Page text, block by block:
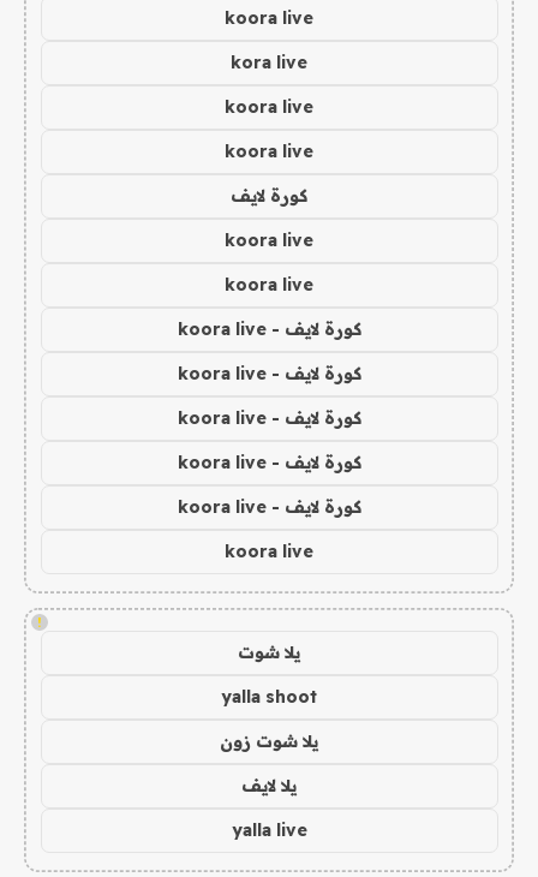
koora live
kora live
koora live
koora live
كورة لايف
koora live
koora live
كورة لايف - koora live
كورة لايف - koora live
كورة لايف - koora live
كورة لايف - koora live
كورة لايف - koora live
koora live
!
يلا شوت
yalla shoot
يلا شوت زون
يلا لايف
yalla live